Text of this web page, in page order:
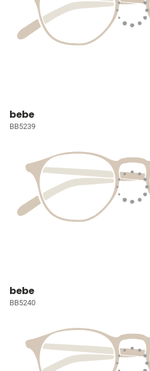
bebe
BB5239
bebe
BB5240